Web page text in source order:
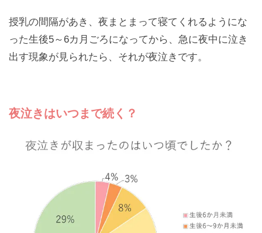
授乳の間隔があき、夜まとまって寝てくれるようにな
った生後5～6カ月ごろになってから、急に夜中に泣き
出す現象が見られたら、それが夜泣きです。
夜泣きはいつまで続く？